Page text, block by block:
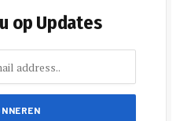
op Updates